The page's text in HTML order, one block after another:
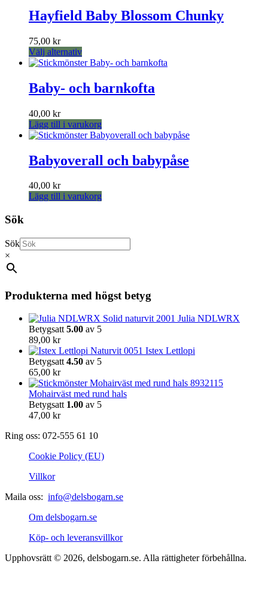
Hayfield Baby Blossom Chunky
75,00 kr
Välj alternativDen
här
har
flera
olika
alternativen
väljas
på
Baby- och barnkofta
40,00 kr
Lägg till i varukorg
Babyoverall och babypåse
40,00 kr
Lägg till i varukorg
Sök
Sök
×
Produkterna med högst betyg
Julia NDLWRX
Betygsatt 5.00 av 5
89,00 kr
Istex Lettlopi
Betygsatt 4.50 av 5
65,00 kr
Mohairväst med rund hals
Betygsatt 1.00 av 5
47,00 kr
Ring oss: 072-555 61 10
Cookie Policy (EU)
Villkor
Maila oss: info@delsbogarn.se
Om delsbogarn.se
Köp- och leveransvillkor
Upphovsrätt © 2026, delsbogarn.se. Alla rättigheter förbehållna.